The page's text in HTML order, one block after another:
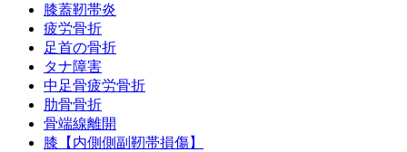
膝蓋靭帯炎
疲労骨折
足首の骨折
タナ障害
中足骨疲労骨折
肋骨骨折
骨端線離開
膝【内側側副靭帯損傷】